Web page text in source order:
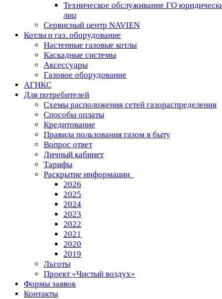
Техническое обслуживание ГО
лиц
Сервисный центр NAVIEN
Котлы и газ. оборудование
Настенные газовые котлы
Каскадные системы
Аксессуары
Газовое оборудование
АГНКС
Для потребителей
Схемы расположения сетей газораспределения
Способы оплаты
Кредитование
Правила пользования газом в быту
Вопрос ответ
Личный кабинет
Тарифы
Раскрытие информации
2026
2025
2024
2023
2022
2021
2020
2019
Льготы
Проект «Чистый воздух»
Формы заявок
Контакты